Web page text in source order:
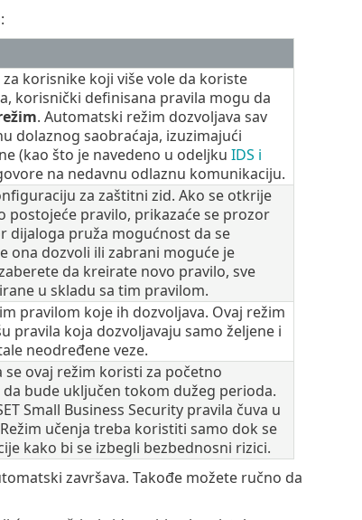
korisnike koji više vole da koriste
korisnički definisana pravila mogu da
. Automatski režim dozvoljava sav
dolaznog saobraćaja, izuzimajući
(kao što je navedeno u odeljku IDS i
na nedavnu odlaznu komunikaciju.
za zaštitni zid. Ako se otkrije
postojeće pravilo, prikazaće se prozor
dijaloga pruža mogućnost da se
ona dozvoli ili zabrani moguće je
da kreirate novo pravilo, sve
u skladu sa tim pravilom.
pravilom koje ih dozvoljava. Ovaj režim
pravila koja dozvoljavaju samo željene i
neodređene veze.
ovaj režim koristi za početno
bude uključen tokom dužeg perioda.
Small Business Security pravila čuva u
učenja treba koristiti samo dok se
kako bi se izbegli bezbednosni rizici.
završava. Takođe možete ručno da